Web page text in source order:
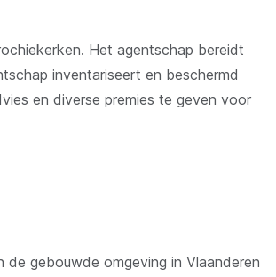
Het agentschap bereidt
inventariseert en beschermd
en diverse premies te geven voor
gebouwde omgeving in Vlaanderen